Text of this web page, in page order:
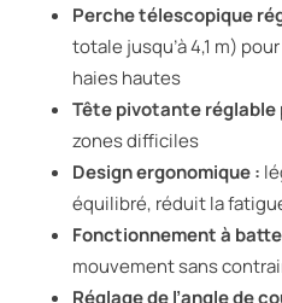
Perche télescopique
totale jusqu’à 4,1 m)
haies hautes
Tête pivotante réglable
zones difficiles
Design ergonomique :
équilibré, réduit la
Fonctionnement à
mouvement sans
Réglage de l’angle de